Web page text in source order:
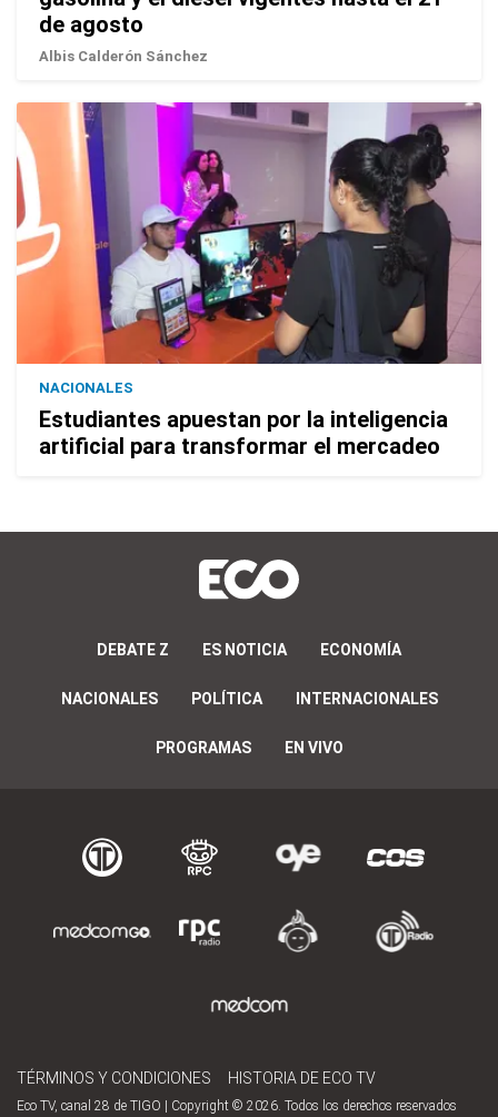
de agosto
Albis Calderón Sánchez
NACIONALES
Estudiantes apuestan por la inteligencia
artificial para transformar el mercadeo
DEBATE Z ES NOTICIA ECONOMÍA
NACIONALES POLÍTICA INTERNACIONALES
PROGRAMAS EN VIVO
TÉRMINOS Y CONDICIONES HISTORIA DE ECO TV
Eco TV, canal 28 de TIGO | Copyright © 2026. Todos los derechos reservados